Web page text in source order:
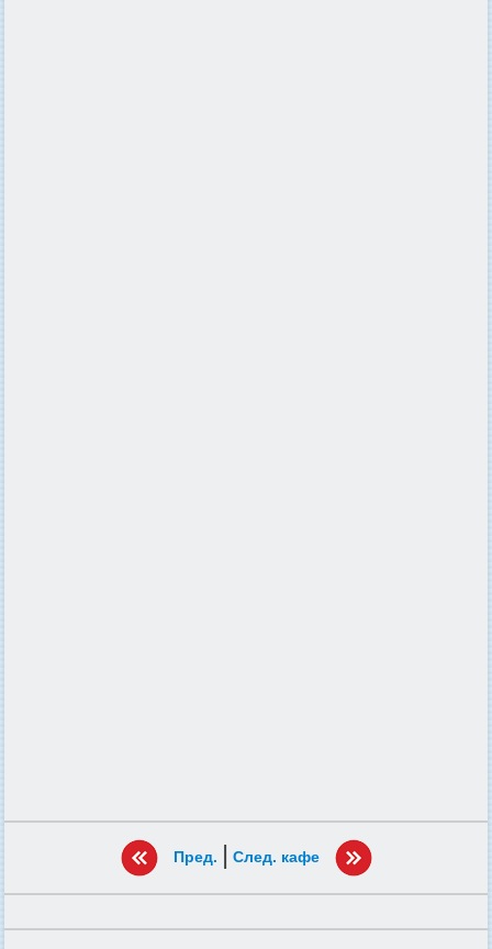
Пред. | След. кафе